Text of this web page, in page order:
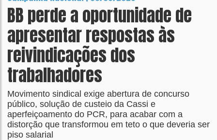
BB perde a oportunidade de
apresentar respostas às
reivindicações dos
trabalhadores
Movimento sindical exige abertura de concurso
público, solução de custeio da Cassi e
aperfeiçoamento do PCR, para acabar com a
distorção que transformou em teto o que deveria ser
piso salarial